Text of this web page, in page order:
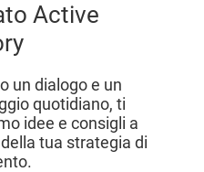
Active
un dialogo e un
quotidiano, ti
idee e consigli a
tua strategia di